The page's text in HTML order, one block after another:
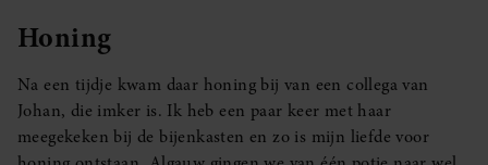
Honing
Na een tijdje kwam daar honing bij van een collega van
Johan, die imker is. Ik heb een paar keer met haar
meegekeken bij de bijenkasten en zo is mijn liefde voor